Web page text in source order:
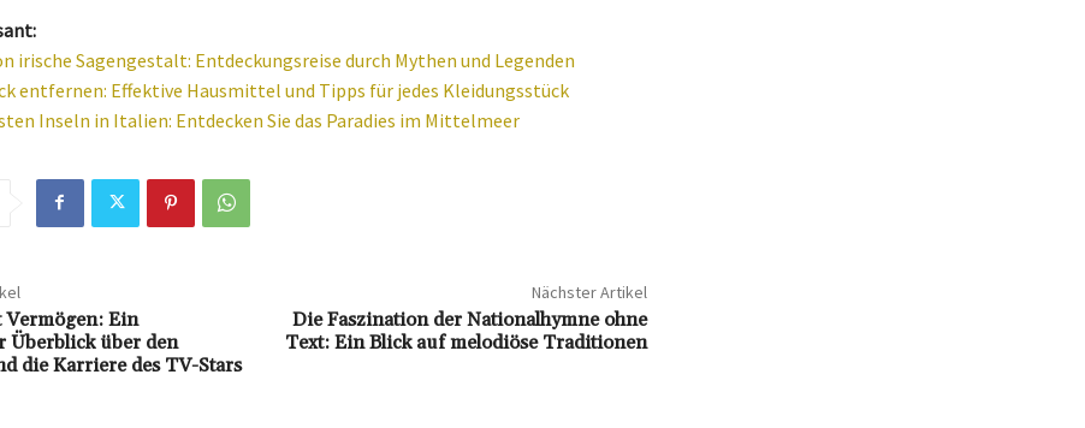
irische Sagengestalt: Entdeckungsreise durch Mythen und Legenden
entfernen: Effektive Hausmittel und Tipps für jedes Kleidungsstück
Inseln in Italien: Entdecken Sie das Paradies im Mittelmeer
Vermögen: Ein
Überblick über den
die Karriere des TV-Stars
Nächster Artikel
Die Faszination der Nationalhymne ohne
Text: Ein Blick auf melodiöse Traditionen